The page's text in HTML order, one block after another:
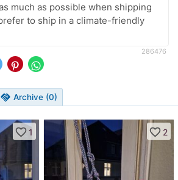
much as possible when shipping
to ship in a climate-friendly
286476
handshake Archive (0)
favorite_border 1 favorite_border 2